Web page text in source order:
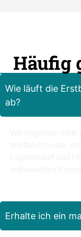
Häufig
Wie läuft die
ab?
Erhalte ich ein